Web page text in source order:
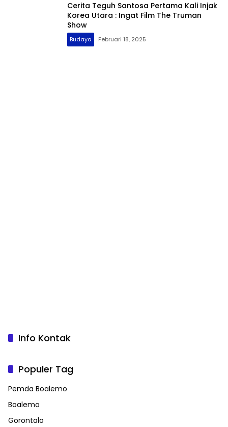
Cerita Teguh Santosa Pertama Kali Injak
Korea Utara : Ingat Film The Truman
Show
Budaya Februari 18, 2025
Info Kontak
Populer Tag
Pemda Boalemo
Boalemo
Gorontalo